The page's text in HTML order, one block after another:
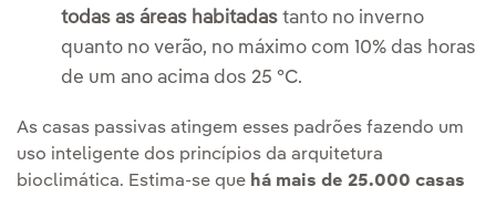
todas as áreas habitadas tanto no inverno
quanto no verão, no máximo com 10% das horas
de um ano acima dos 25 °C.
As casas passivas atingem esses padrões fazendo um
uso inteligente dos princípios da arquitetura
bioclimática. Estima-se que há mais de 25.000 casas